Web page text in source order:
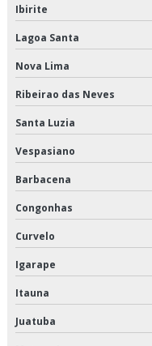
Empresa de entrega de
Empresa de entrega de
Empresa de entregas
Empresa de logística de
Empresa de logística e
Empresa de logística e
Empresa de transporte
Empresa de transporte
Empresa de transporte
Ibirite
Lagoa Santa
Nova Lima
Ribeirao das Neves
Santa Luzia
Vespasiano
Barbacena
Congonhas
Curvelo
Igarape
Itauna
Juatuba